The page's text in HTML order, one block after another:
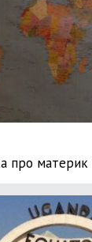
про материк